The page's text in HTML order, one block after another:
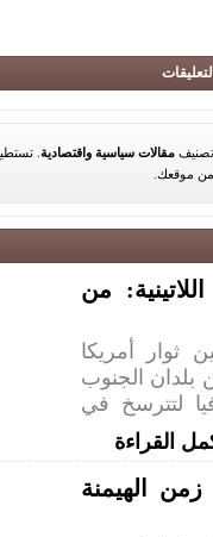
التعليقات
مقالات سياسية واقتصادية.
من موقعك.
من
ثوار أمريكا
بلدان الجنوب
لتترسخ في
القراءة
الهيمنة